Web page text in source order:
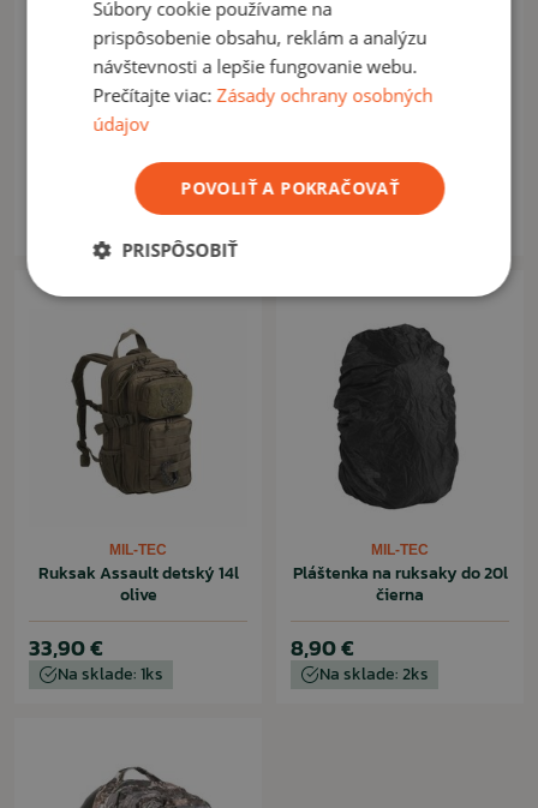
MIL-TEC
Ruksak assault LARGE 36l
CAMO
34,90 €
MIL-TEC
Ruksak Assault detský 14l
olive
33,90 €
Na sklade: 1ks
MIL-TEC
Pláštenka na ruksaky do 20l
čierna
8,90 €
Na sklade: 2ks
Súbory cookie používame na
prispôsobenie obsahu, reklám a analýzu
návštevnosti a lepšie fungovanie webu.
Prečítajte viac:Zásady ochrany osobných
údajov
POVOLIŤ A POKRAČOVAŤ
PRISPÔSOBIŤ